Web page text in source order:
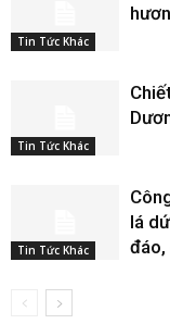
Tin Tức Khác
Tin Tức Khác
Tin Tức Khác
lá
đáo,